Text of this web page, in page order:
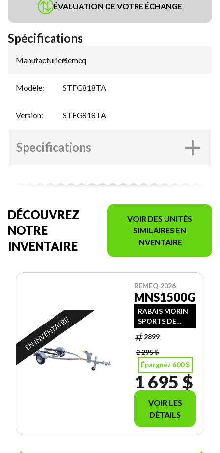
ÉVALUATION DE VOTRE ÉCHANGE
Spécifications
Manufacturier:
Remeq
Modèle: STFG818TA
Version: STFG818TA
Specifications
DÉCOUVREZ
NOTRE
INVENTAIRE
VOIR DES UNITÉS
SIMILAIRES EN
INVENTAIRE
EN INVENTAIRE
REMEQ 2026
MNS1500G
RABAIS MORIN
SPORTS DE
$600.00
2899
2 295 $
Épargnez 600 $
1 695 $
VOIR LES
DÉTAILS